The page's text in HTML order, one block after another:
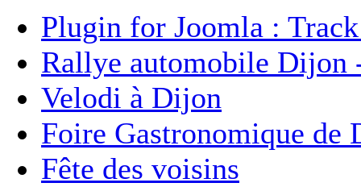
Plugin for Joomla :
Rallye automobile Dijon
Velodi à Dijon
Foire Gastronomique de
Fête des voisins